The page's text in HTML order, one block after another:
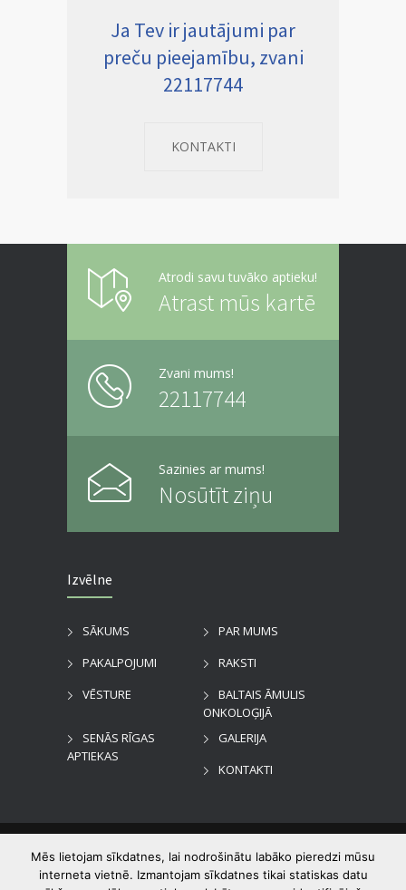
Ja Tev ir jautājumi par
preču pieejamību, zvani
22117744
KONTAKTI
Atrodi savu tuvāko aptieku!
Atrast mūs kartē
Zvani mums!
22117744
Sazinies ar mums!
Nosūtīt ziņu
Izvēlne
SĀKUMS
PAR MUMS
PAKALPOJUMI
RAKSTI
VĒSTURE
BALTAIS ĀMULIS
ONKOLOĢIJĀ
SENĀS RĪGAS
APTIEKAS
GALERIJA
KONTAKTI
©2026Dzirciema aptieka. Visas tiesības
aizsargātas.
Mēs lietojam sīkdatnes, lai nodrošinātu labāko pieredzi mūsu
interneta vietnē. Izmantojam sīkdatnes tikai statiskas datu